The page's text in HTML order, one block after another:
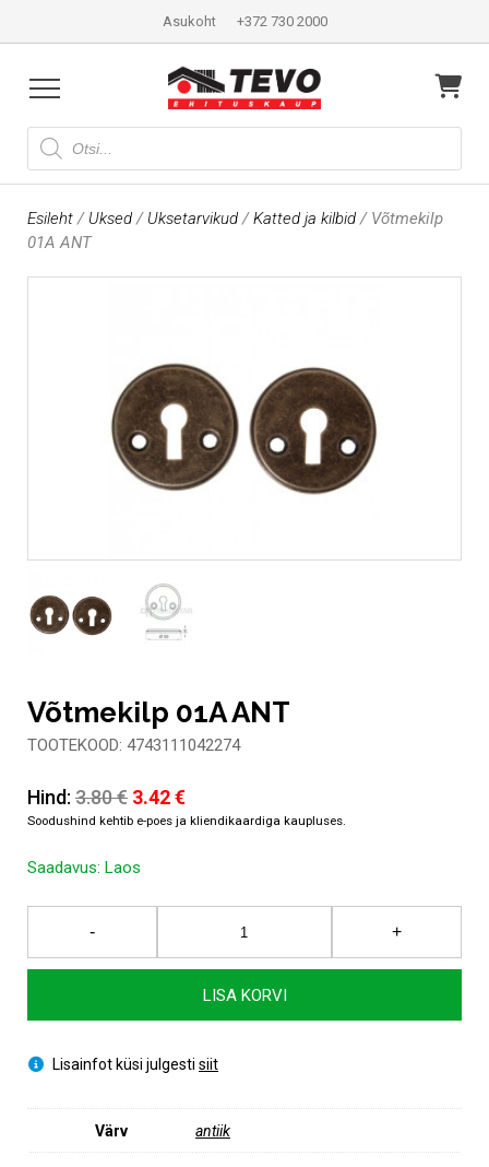
Asukoht +372 730 2000
Products
search
Esileht/ Uksed/ Uksetarvikud/Katted ja kilbid/ Võtmekilp
01A ANT
Võtmekilp 01A ANT
TOOTEKOOD: 4743111042274
Hind: 3.80€ Algne
hind
3.42€Current
price
Saadavus: Laos
-
ANT
+
LISA KORVI
Lisainfot küsi julgesti siit
Värv antiik